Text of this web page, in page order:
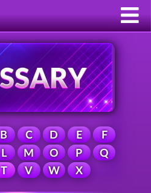
B C D E
F
L M O P
Q
T V W X